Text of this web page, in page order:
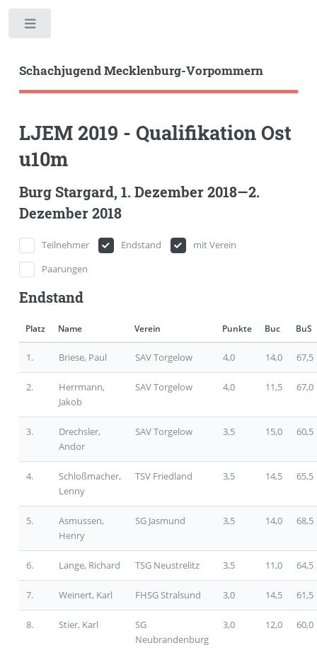
Schachjugend Mecklenburg-Vorpommern
LJEM 2019 - Qualifikation Ost
u10m
Burg Stargard, 1. Dezember 2018—2.
Dezember 2018
Teilnehmer Endstand
mit Verein
Paarungen
Endstand
Platz Name Verein Punkte Buc BuS
1. Briese, Paul SAV Torgelow 4,0 14,0 67,5
2.
Herrmann,
Jakob
SAV Torgelow 4,0 11,5 67,0
3.
Drechsler,
Andor
SAV Torgelow 3,5 15,0 60,5
4.
Schloßmacher,
Lenny
TSV Friedland 3,5 14,5 65,5
5.
Asmussen,
Henry
SG Jasmund 3,5 14,0 68,5
6. Lange, Richard TSG Neustrelitz 3,5 11,0 64,5
7. Weinert, Karl FHSG Stralsund 3,0 14,5 61,5
8. Stier, Karl
SG
Neubrandenburg
3,0 12,0 60,0